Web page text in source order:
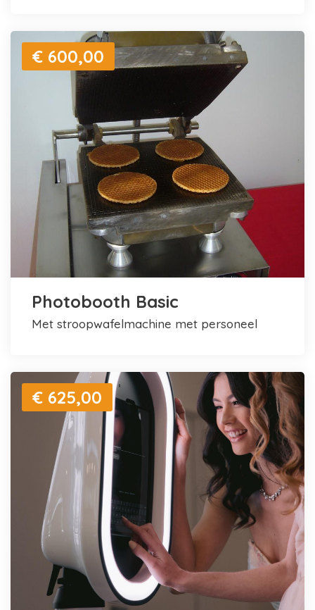
€ 600,00
Photobooth Basic
met stroopwafelmachine met personeel
€ 625,00